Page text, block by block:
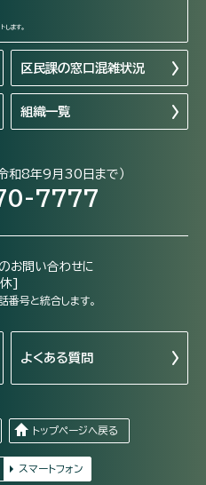
ます。
区民課の窓口混雑状況
組織一覧
令和8年9月30日まで）
7777
お問い合わせに
]
号と統合します。
よくある質問
トップページへ戻る
スマートフォン